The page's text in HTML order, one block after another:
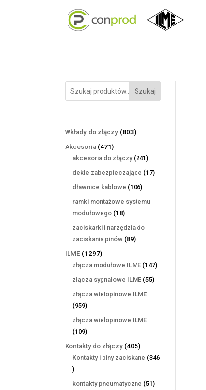
Szukaj
Wkłady do złączy 803803
Akcesoria 471471
produktów
akcesoria do złączy 241241
produktów
dekle zabezpieczające 1717
dławnice kablowe 106106
ramki montażowe systemu
modułowego 1818
produktów
zaciskarki i narzędzia do
zaciskania pinów 8989
ILME 12971297
produktów
złącza modułowe ILME 147147
złącza sygnałowe ILME 5555
złącza wielopinowe ILME
959959
produktów
złącza wielopinowe ILME
109109
produktów
Kontakty do złączy 405405
produktów
Kontakty i piny zaciskane 346
346
produktów
kontakty pneumatyczne 5151